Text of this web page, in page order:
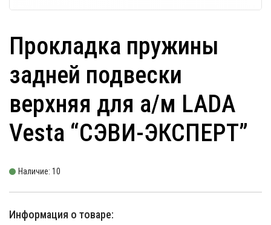
Прокладка пружины
задней подвески
верхняя для а/м LADA
Vesta “СЭВИ-ЭКСПЕРТ”
Наличие: 10
Информация о товаре: